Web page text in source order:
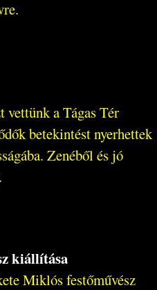
vettünk a Tágas Tér
betekintést nyerhettek
Zenéből és jó
kiállítása
Miklós festőművész